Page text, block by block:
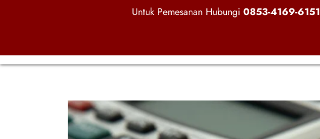
Untuk Pemesanan Hubungi 0853-4169-6151